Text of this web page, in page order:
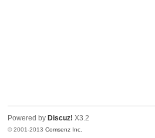
Powered by Discuz! X3.2
© 2001-2013Comsenz Inc.